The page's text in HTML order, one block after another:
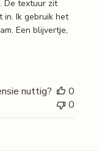
De textuur zit
in. Ik gebruik het
Een blijvertje,
nuttig?
0
0